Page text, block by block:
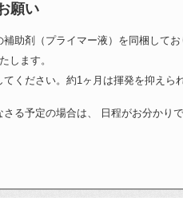
願い
助剤（プライマー液）を同梱して
します。
ください。約1ヶ月は揮発を抑えら
る予定の場合は、 日程がお分かり